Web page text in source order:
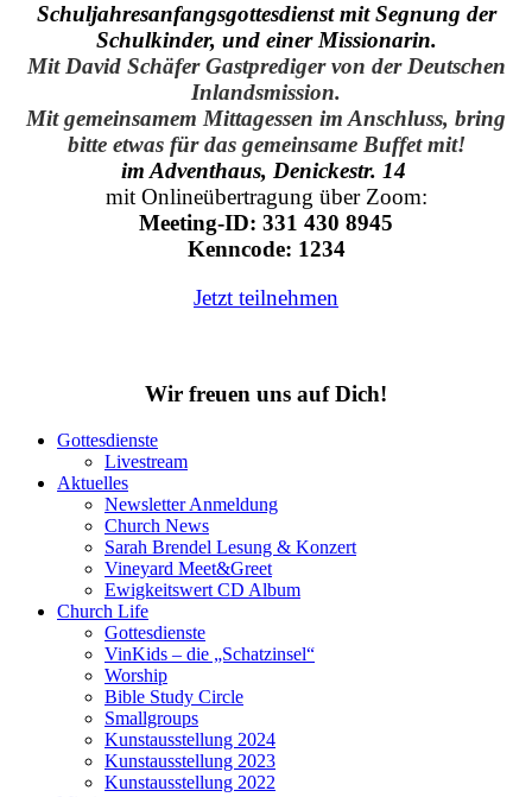
Schuljahresanfangsgottesdienst mit Segnung der
Schulkinder, und einer Missionarin.
Mit David Schäfer Gastprediger von der Deutschen
Inlandsmission.
Mit gemeinsamem Mittagessen im Anschluss, bring
bitte etwas für das gemeinsame Buffet mit!
im Adventhaus, Denickestr. 14
mit Onlineübertragung über Zoom:
Meeting-ID: 331 430 8945
Kenncode: 1234
Jetzt teilnehmen
Wir freuen uns auf Dich!
Gottesdienste
Livestream
Aktuelles
Newsletter Anmeldung
Church News
Sarah Brendel Lesung & Konzert
Vineyard Meet&Greet
Ewigkeitswert CD Album
Church Life
Gottesdienste
VinKids – die „Schatzinsel“
Worship
Bible Study Circle
Smallgroups
Kunstausstellung 2024
Kunstausstellung 2023
Kunstausstellung 2022